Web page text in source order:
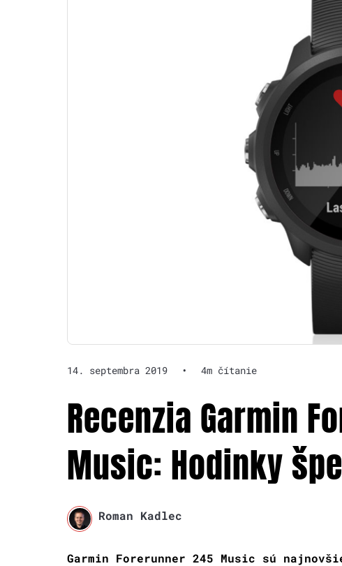
14. septembra 2019 • 4m čítanie
Recenzia Garmin
Music: Hodinky
Roman Kadlec
Garmin Forerunner 245 Music sú